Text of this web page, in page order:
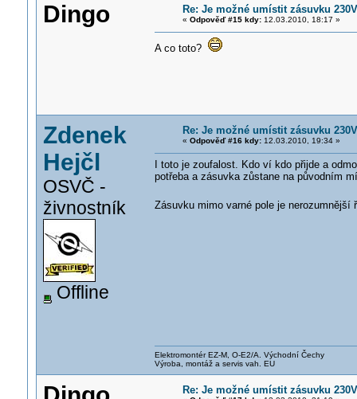
Dingo Re: Je možné umístit zásuvku
« Odpověď #15 kdy:12.03.2010, 18:17 »
A co toto?
Zdenek
Hejčl
OSVČ -
živnostník
Offline
Re: Je možné umístit zásuvku
« Odpověď #16 kdy:12.03.2010, 19:34 »
I toto je zoufalost. Kdo ví kdo přijde a
potřeba a zásuvka zůstane na původním
Zásuvku mimo varné pole je
Elektromontér EZ-M, O-E2/A. Východní Čechy
Výroba, montáž a servis vah. EU
Re: Je možné umístit zásuvku